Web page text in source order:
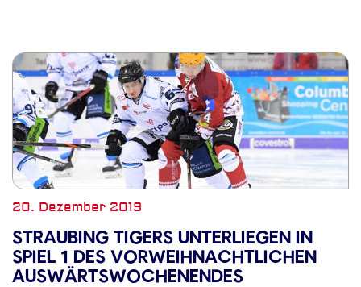
20. Dezember 2019
STRAUBING TIGERS UNTERLIEGEN IN
SPIEL 1 DES VORWEIHNACHTLICHEN
AUSWÄRTSWOCHENENDES